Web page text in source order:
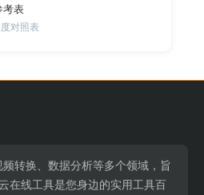
考表
对照表
转换、数据分析等多个领域，旨
在线工具是您身边的实用工具百